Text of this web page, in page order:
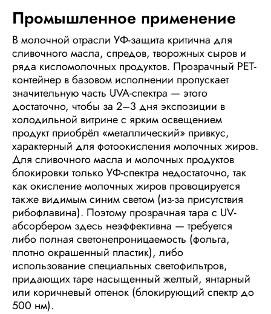
Промышленное применение
В молочной отрасли УФ-защита критична для
сливочного масла, спредов, творожных сыров и
ряда кисломолочных продуктов. Прозрачный PET-
контейнер в базовом исполнении пропускает
значительную часть UVA-спектра — этого
достаточно, чтобы за 2–3 дня экспозиции в
холодильной витрине с ярким освещением
продукт приобрёл «металлический» привкус,
характерный для фотоокисления молочных жиров.
Для сливочного масла и молочных продуктов
блокировки только УФ-спектра недостаточно, так
как окисление молочных жиров провоцируется
также видимым синим светом (из-за присутствия
рибофлавина). Поэтому прозрачная тара с UV-
абсорбером здесь неэффективна — требуется
либо полная светонепроницаемость (фольга,
плотно окрашенный пластик), либо
использование специальных светофильтров,
придающих таре насыщенный желтый, янтарный
или коричневый оттенок (блокирующий спектр до
500 нм).